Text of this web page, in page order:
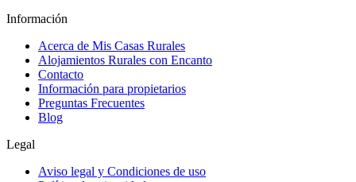
Información
Acerca de Mis Casas Rurales
Alojamientos Rurales con Encanto
Contacto
Información para propietarios
Preguntas Frecuentes
Blog
Legal
Aviso legal y Condiciones de uso